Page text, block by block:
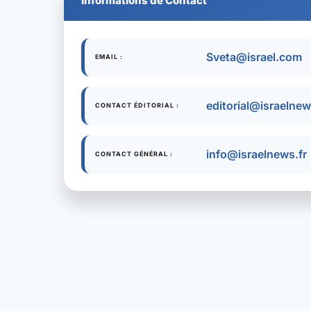
EMAIL : Sveta@israel.com
CONTACT ÉDITORIAL :
CONTACT GÉNÉRAL : info@israelnews.fr